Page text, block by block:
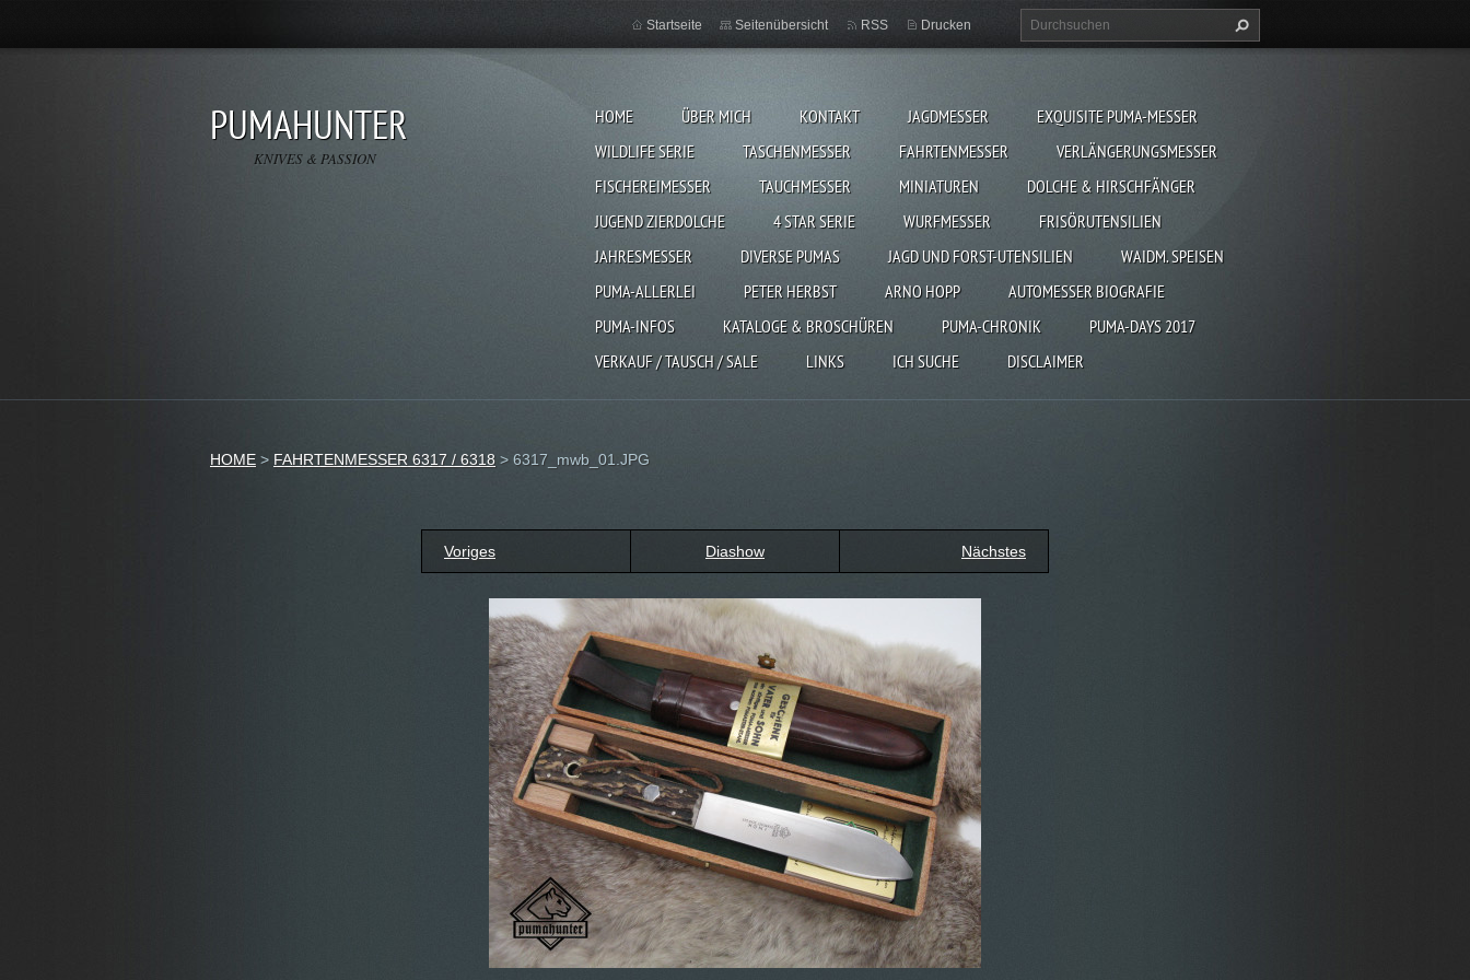
PUMAHUNTER
KNIVES & PASSION
HOME ÜBER MICH KONTAKT JAGDMESSER
EXQUISITE PUMA-MESSER
WILDLIFE SERIE
TASCHENMESSER FAHRTENMESSER
VERLÄNGERUNGSMESSER
FISCHEREIMESSER
TAUCHMESSER MINIATUREN
DOLCHE & HIRSCHFÄNGER
JUGEND ZIERDOLCHE
4 STAR SERIE WURFMESSER
FRISÖRUTENSILIEN
JAHRESMESSER
DIVERSE PUMAS JAGD UND FORST-UTENSILIEN
WAIDM. SPEISEN
PUMA-ALLERLEI
PETER HERBST ARNO HOPP
AUTOMESSER BIOGRAFIE
PUMA-INFOS
KATALOGE & BROSCHÜREN PUMA-CHRONIK
PUMA-DAYS 2017
VERKAUF / TAUSCH / SALE
LINKS ICH SUCHE DISCLAIMER
Startseite Seitenübersicht RSS Drucken
HOME > FAHRTENMESSER 6317 / 6318 > 6317_mwb_01.JPG
Voriges Diashow Nächstes